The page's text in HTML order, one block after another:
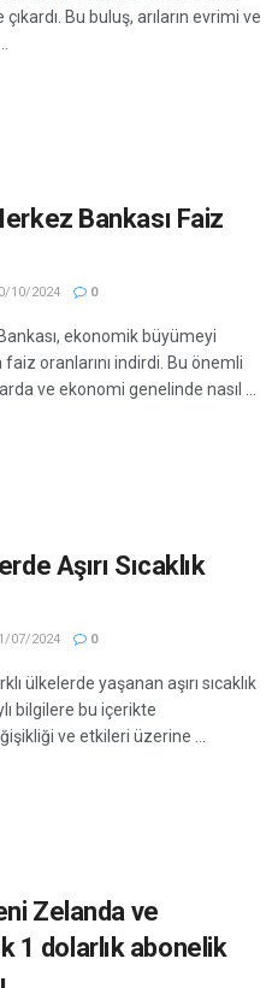
çıkardı. Bu buluş, arıların evrimi ve
Bankası Faiz
10/2024 0
ekonomik büyümeyi
oranlarını indirdi. Bu önemli
ve ekonomi genelinde nasıl ...
Aşırı Sıcaklık
07/2024 0
ülkelerde yaşanan aşırı sıcaklık
bilgilere bu içerikte
ve etkileri üzerine ...
Zelanda ve
1 dolarlık abonelik